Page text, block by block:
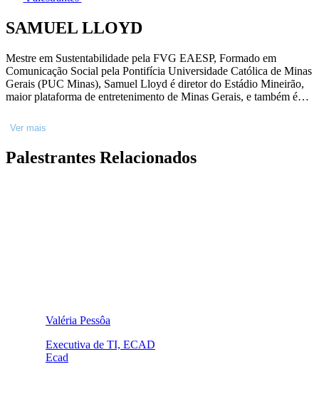
SAMUEL LLOYD
Mestre em Sustentabilidade pela FVG EAESP, Formado em
Comunicação Social pela Pontifícia Universidade Católica de Minas
Gerais (PUC Minas), Samuel Lloyd é diretor do Estádio Mineirão,
maior plataforma de entretenimento de Minas Gerais, e também é
urbanos e naturais no Brasil. Ao longo de mais de 20 anos de
carreira, Samuel esteve à frente da gestão estratégica de negócios,
nacionais e internacionais como o VisitBritain, Student Travel
Ver mais
Palestrantes Relacionados
Valéria Pessôa
Executiva de TI, ECAD
Ecad